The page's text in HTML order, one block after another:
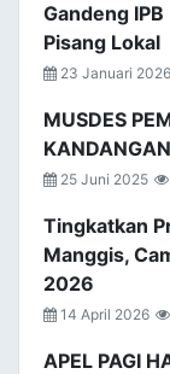
Gandeng
Pisang Lokal
23 Januari 2026
MUSDES
25 Juni 2025
Tingkatkan
Manggis,
2026
14 April 2026
APEL PAGI